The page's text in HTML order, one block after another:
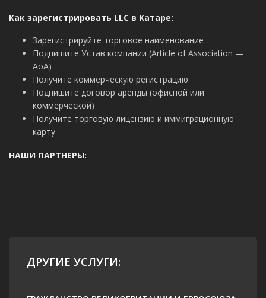
Как зарегистрировать LLC в Катаре:
Зарегистрируйте торговое наименование
Подпишите Устав компании (Article of Association —
AoA)
Получите коммерческую регистрацию
Подпишите договор аренды (офисной или
коммерческой)
Получите торговую лицензию и иммиграционную
карту
НАШИ ПАРТНЕРЫ:
ДРУГИЕ УСЛУГИ: